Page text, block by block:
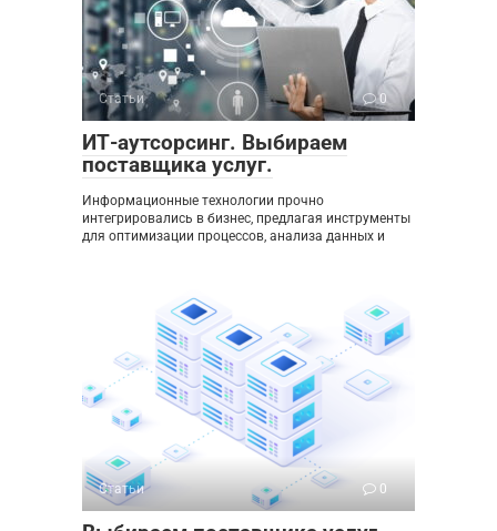
Статьи 0
ИТ-аутсорсинг. Выбираем
поставщика услуг.
Информационные технологии прочно
интегрировались в бизнес, предлагая инструменты
для оптимизации процессов, анализа данных и
Статьи 0